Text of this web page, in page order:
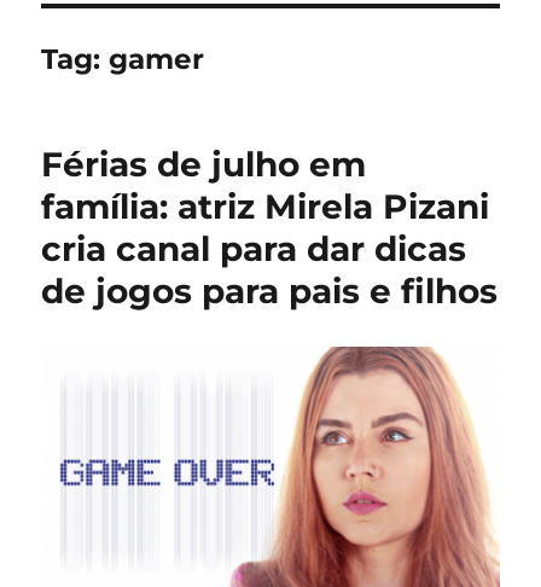
Tag:gamer
Férias de julho em
família: atriz Mirela Pizani
cria canal para dar dicas
de jogos para pais e filhos